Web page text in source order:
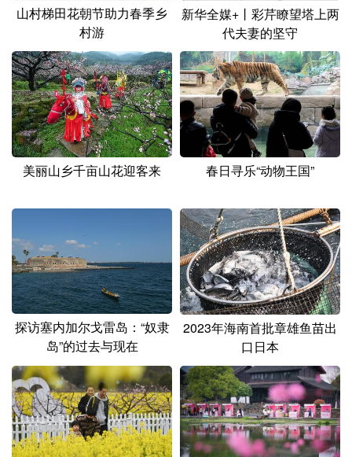
Русский язык 日本語 한국어
Deutsch Português
山村梯田花朝节助力春季乡
村游
新华全媒+丨彩芹瞭望塔上两
代夫妻的坚守
美丽山乡千亩山花迎客来 春日寻乐“动物王国”
探访塞内加尔戈雷岛：“奴隶
岛”的过去与现在
2023年海南首批章雄鱼苗出
口日本